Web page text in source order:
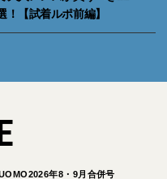
！【試着ルポ前編】
年8・9月合併号